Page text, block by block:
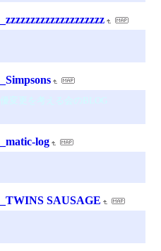
変更を考える会のBLOG
log
SAUSAGE